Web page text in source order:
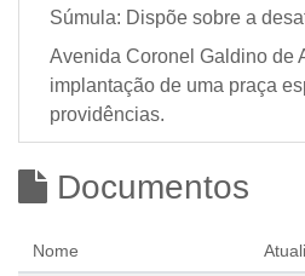
Súmula: Dispõe sobre a
Avenida Coronel Galdino de
implantação de uma praça
providências.
Documentos
Nome